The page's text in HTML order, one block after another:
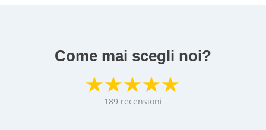
Come mai scegli noi?
189 recensioni